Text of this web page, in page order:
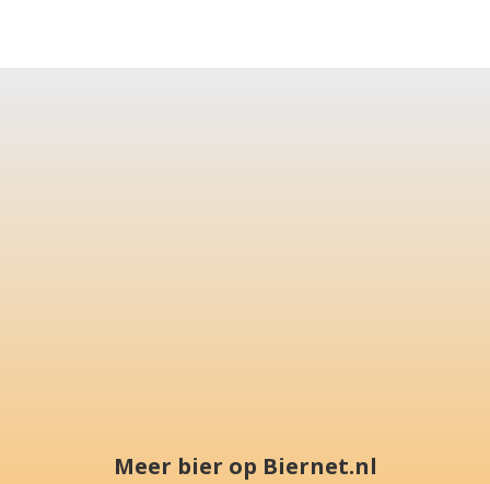
Meer bier op Biernet.nl